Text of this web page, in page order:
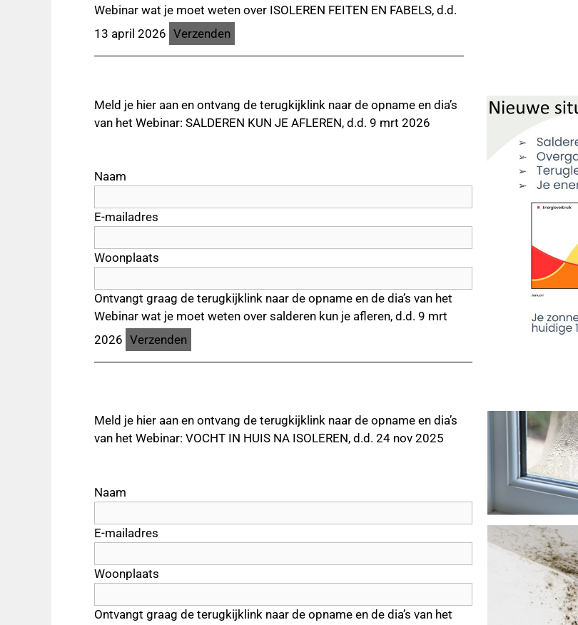
Webinar wat je moet weten over ISOLEREN FEITEN EN FABELS, d.d.
13 april 2026
Meld je hier aan en ontvang de terugkijklink naar de opname en dia’s
van het Webinar: SALDEREN KUN JE AFLEREN, d.d. 9 mrt 2026
Naam
E-mailadres
Woonplaats
Ontvangt graag de terugkijklink naar de opname en de dia’s van het
Webinar wat je moet weten over salderen kun je afleren, d.d. 9 mrt
2026
Meld je hier aan en ontvang de terugkijklink naar de opname en dia’s
van het Webinar: VOCHT IN HUIS NA ISOLEREN, d.d. 24 nov 2025
Naam
E-mailadres
Woonplaats
Ontvangt graag de terugkijklink naar de opname en de dia’s van het